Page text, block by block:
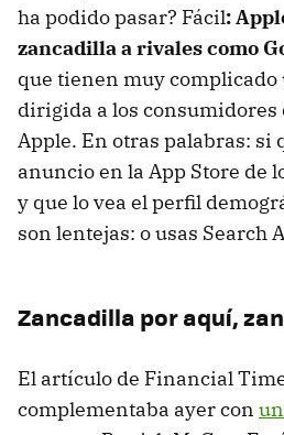
ha podido pasar? Fácil:
zancadilla a rivales como
que tienen muy
dirigida a los consumidores
Apple. En otras palabras: si
anuncio en la App Store de
y que lo vea el perfil
son lentejas: o usas Search
Zancadilla por aquí,
El artículo de Financial
complementaba ayer con